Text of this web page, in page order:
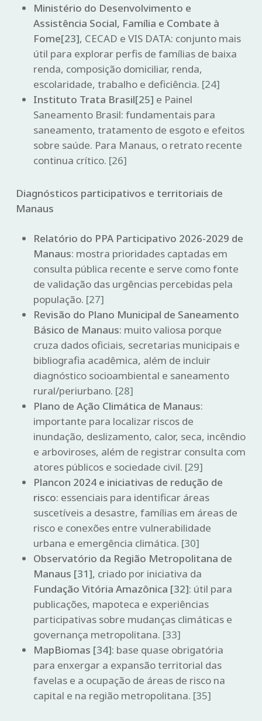
Ministério do Desenvolvimento e
Assistência Social, Família e Combate à
Fome[23], CECAD e VIS DATA: conjunto mais
útil para explorar perfis de famílias de baixa
renda, composição domiciliar, renda,
escolaridade, trabalho e deficiência. [24]
Instituto Trata Brasil[25] e Painel
Saneamento Brasil: fundamentais para
saneamento, tratamento de esgoto e efeitos
sobre saúde. Para Manaus, o retrato recente
continua crítico. [26]
Diagnósticos participativos e territoriais de
Manaus
Relatório do PPA Participativo 2026-2029 de
Manaus: mostra prioridades captadas em
consulta pública recente e serve como fonte
de validação das urgências percebidas pela
população. [27]
Revisão do Plano Municipal de Saneamento
Básico de Manaus: muito valiosa porque
cruza dados oficiais, secretarias municipais e
bibliografia acadêmica, além de incluir
diagnóstico socioambiental e saneamento
rural/periurbano. [28]
Plano de Ação Climática de Manaus:
importante para localizar riscos de
inundação, deslizamento, calor, seca, incêndio
e arboviroses, além de registrar consulta com
atores públicos e sociedade civil. [29]
Plancon 2024 e iniciativas de redução de
risco: essenciais para identificar áreas
suscetíveis a desastre, famílias em áreas de
risco e conexões entre vulnerabilidade
urbana e emergência climática. [30]
Observatório da Região Metropolitana de
Manaus [31], criado por iniciativa da
Fundação Vitória Amazônica [32]: útil para
publicações, mapoteca e experiências
participativas sobre mudanças climáticas e
governança metropolitana. [33]
MapBiomas [34]: base quase obrigatória
para enxergar a expansão territorial das
favelas e a ocupação de áreas de risco na
capital e na região metropolitana. [35]